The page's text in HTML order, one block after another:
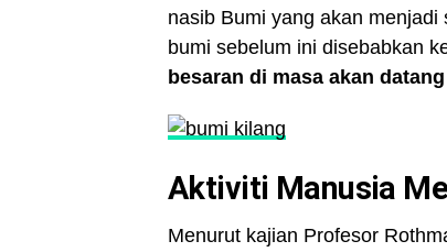
nasib Bumi yang akan
bumi sebelum ini disebabkan
besaran di masa akan
Aktiviti Manusia
Menurut kajian Profesor